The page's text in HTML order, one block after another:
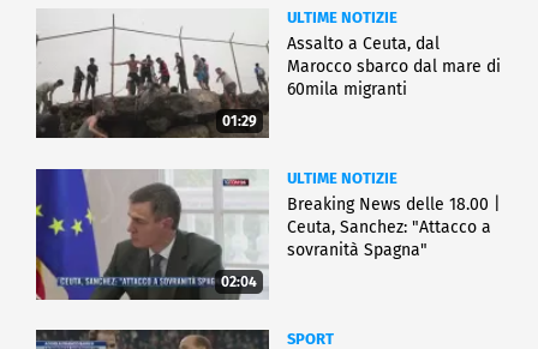
01:29
ULTIME NOTIZIE
Assalto a Ceuta, dal
Marocco sbarco dal mare di
60mila migranti
02:04
ULTIME NOTIZIE
Breaking News delle 18.00 |
Ceuta, Sanchez: "Attacco a
sovranità Spagna"
SPORT